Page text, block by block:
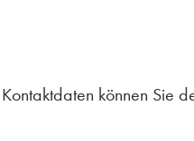
können Sie